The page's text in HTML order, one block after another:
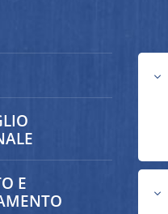
E
3
3